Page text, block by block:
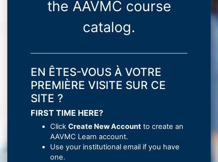
the AAVMC course
catalog.
EN ÊTES-VOUS À VOTRE
PREMIÈRE VISITE SUR CE
SITE ?
FIRST TIME HERE?
Click Create New Account to create an
AAVMC Learn account.
Use your institutional email if you have
one.